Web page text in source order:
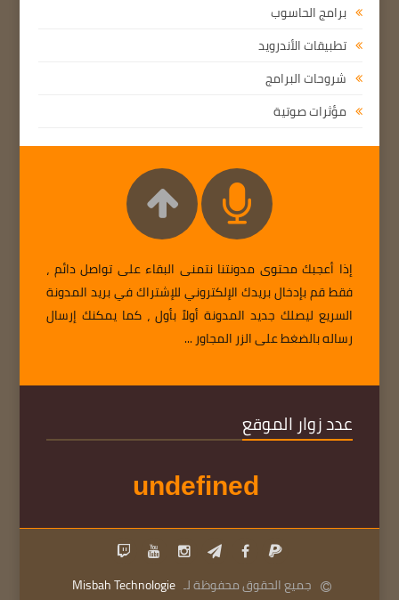
برامج الحاسوب
تطبيقات الأندرويد
شروحات البرامج
مؤثرات صوتية
إذا أعجبك محتوى مدونتنا نتمنى البقاء على تواصل دائم ،
فقط قم بإدخال بريدك الإلكتروني للإشتراك في بريد المدونة
السريع ليصلك جديد المدونة أولاً بأول ، كما يمكنك إرسال
رساله بالضغط على الزر المجاور ...
عدد زوار الموقع
undefined
جميع الحقوق محفوظة لـ Misbah Technologie